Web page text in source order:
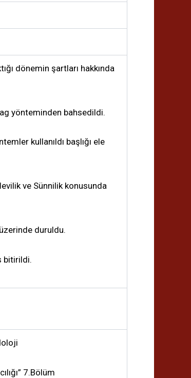
dönemin şartları hakkında
yönteminden bahsedildi.
kullanıldı başlığı ele
ve Sünnilik konusunda
duruldu.
bitirildi.
7.Bölüm